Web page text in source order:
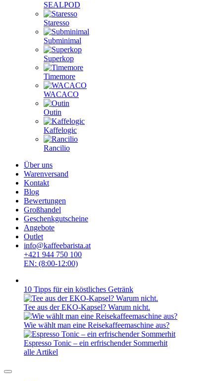
SEALPOD
Staresso
Subminimal
Superkop
Timemore
WACACO
Outin
Kaffelogic
Rancilio
Über uns
Warenversand
Kontakt
Blog
Bewertungen
Großhandel
Geschenkgutscheine
Angebote
Outlet
info@kaffeebarista.at
+421 944 750 100
EN: (8:00-12:00)
10 Tipps für ein köstliches Getränk
Tee aus der EKO-Kapsel? Warum nicht.
Wie wählt man eine Reisekaffeemaschine aus?
Espresso Tonic – ein erfrischender Sommerhit
alle Artikel